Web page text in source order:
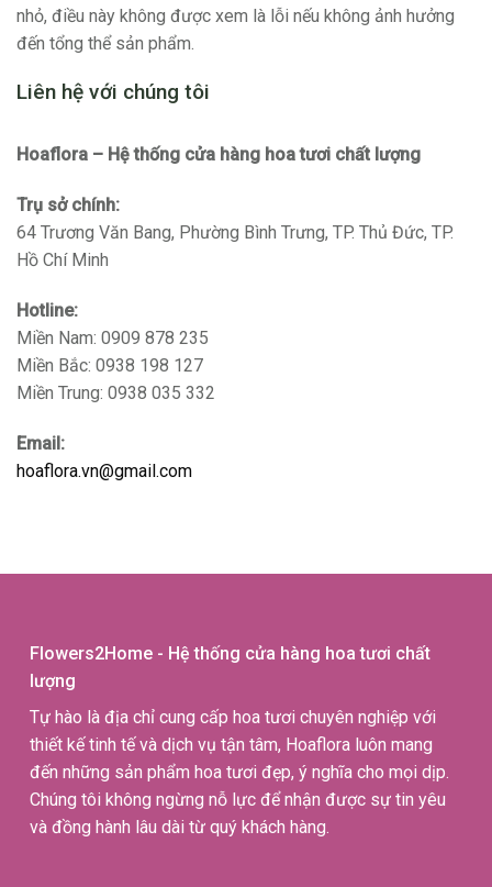
nhỏ, điều này không được xem là lỗi nếu không ảnh hưởng
đến tổng thể sản phẩm.
Liên hệ với chúng tôi
Hoaflora – Hệ thống cửa hàng hoa tươi chất lượng
Trụ sở chính:
64 Trương Văn Bang, Phường Bình Trưng, TP. Thủ Đức, TP.
Hồ Chí Minh
Hotline:
Miền Nam: 0909 878 235
Miền Bắc: 0938 198 127
Miền Trung: 0938 035 332
Email:
hoaflora.vn@gmail.com
Flowers2Home - Hệ thống cửa hàng hoa tươi chất
lượng
Tự hào là địa chỉ cung cấp hoa tươi chuyên nghiệp với
thiết kế tinh tế và dịch vụ tận tâm, Hoaflora luôn mang
đến những sản phẩm hoa tươi đẹp, ý nghĩa cho mọi dịp.
Chúng tôi không ngừng nỗ lực để nhận được sự tin yêu
và đồng hành lâu dài từ quý khách hàng.